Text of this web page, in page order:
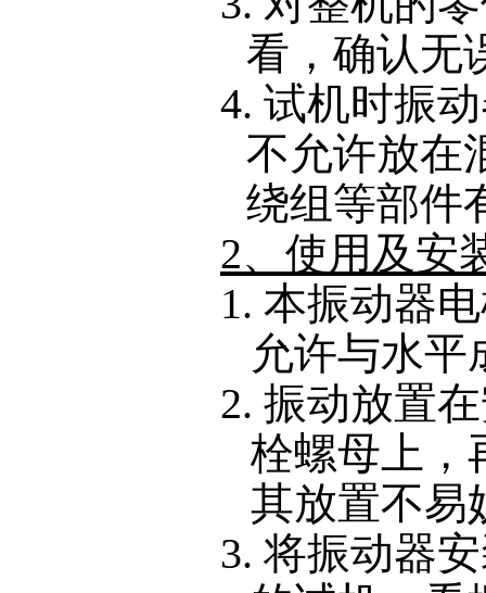
看，确认无
4. 试机时振
不允许放在
绕组等部件
2、使用及安
1. 本振动器
允许与水平
2. 振动放置
栓螺母上，
其放置不易
3. 将振动器